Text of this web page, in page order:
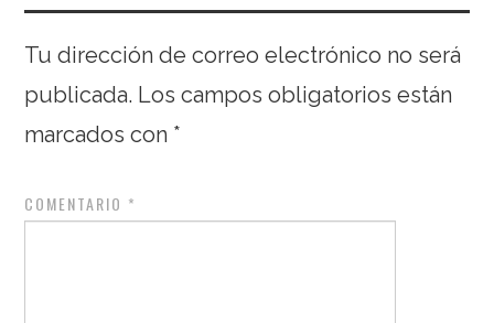
Tu dirección de correo electrónico no será
publicada. Los campos obligatorios están
marcados con *
COMENTARIO *